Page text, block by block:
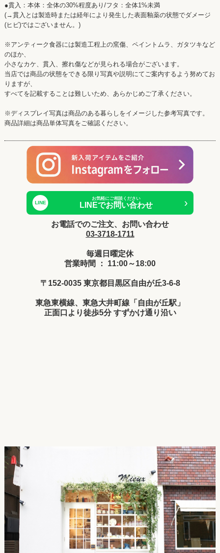
●貫入：本体：全体の30%程度あり/フタ：全体1%未満
(→貫入とは製造時または経年により発生した表面釉薬の状態でダメージ
(ヒビ)ではございません。)
※アンティーク食器には製造工程上の窯傷、ペイントムラ、ガタツキなど
のほか、
小さなカケ、貫入、擦れ傷などが見られる場合がございます。
当店では商品の状態をできる限り写真や説明にてご案内するよう努めてお
りますが、
すべてを記載することは難しいため、あらかじめご了承ください。
※ディスプレイ写真は商品のある暮らしをイメージした参考写真です。
商品詳細は商品単体写真をご確認ください。
LINE
お気軽にご相談ください
LINEでお問い合わせ ›
お電話でのご注文、お問い合わせ
03-3718-1711
毎週日曜定休
営業時間 ： 11:00～18:00
〒152-0035 東京都目黒区自由が丘3-6-8
東急東横線、東急大井町線「自由が丘駅」
正面口より徒歩5分 すずかけ通り沿い